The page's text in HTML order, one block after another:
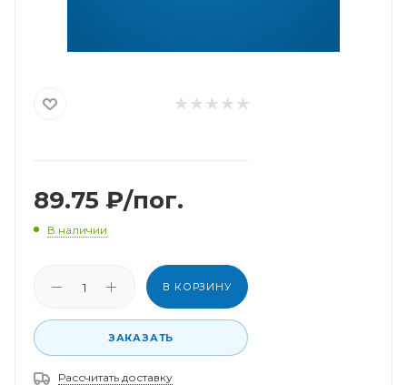
89.75 ₽/пог.
В наличии
В КОРЗИНУ
ЗАКАЗАТЬ
Рассчитать доставку